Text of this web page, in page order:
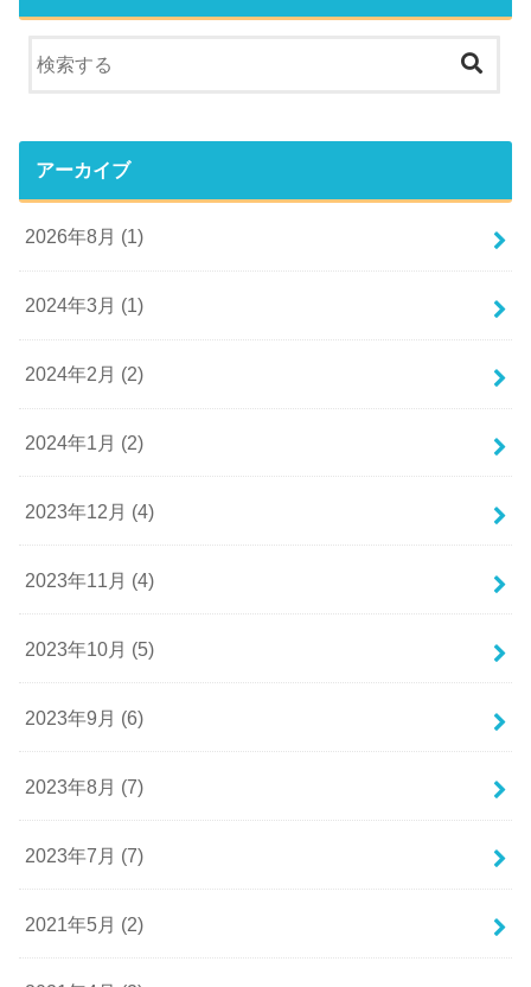
アーカイブ
2026年8月 (1)
2024年3月 (1)
2024年2月 (2)
2024年1月 (2)
2023年12月 (4)
2023年11月 (4)
2023年10月 (5)
2023年9月 (6)
2023年8月 (7)
2023年7月 (7)
2021年5月 (2)